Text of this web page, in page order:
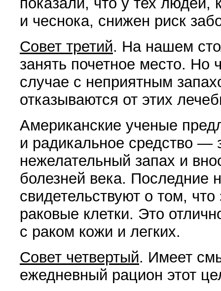
и чеснока, снижен риск
Совет третий. На нашем
занять почетное место. Но
случае с не­приятным
отказываются от этих
Американские ученые
и радикальное средство —
нежелательный запах и
болезней века. Последние
свидетель­ствуют о том,
раковые клетки. Это
с раком кожи и легких.
Совет четвертый. Имеет
ежедневный рацион этот